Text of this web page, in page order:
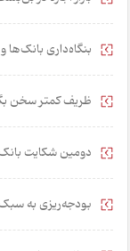
بنگاه‌داری بانک‌ها
ظریف کمتر سخن
دومین شکایت بانک
بودجه‌ریزی به سبک